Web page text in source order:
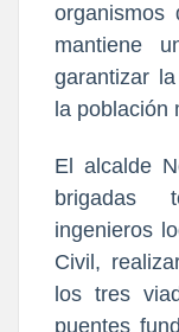
organismos
mantiene
garantizar
la población
El alcalde
brigadas
ingenieros
Civil,
los tres
puentes